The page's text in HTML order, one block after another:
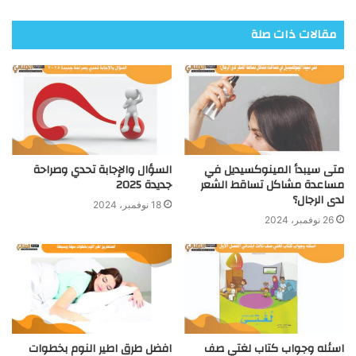
مقالات ذات صلة
متى سيبدأ المينوكسيديل في
مساعدة مشاكل تساقط الشعر
لدى الرجال؟
26 نوفمبر، 2024
السؤال والإجابة تحدي وصراحة
جديدة 2025
18 نوفمبر، 2024
اسئله وجواب كتاب لغتي صف افضل طرق اطير النوم بخطوات